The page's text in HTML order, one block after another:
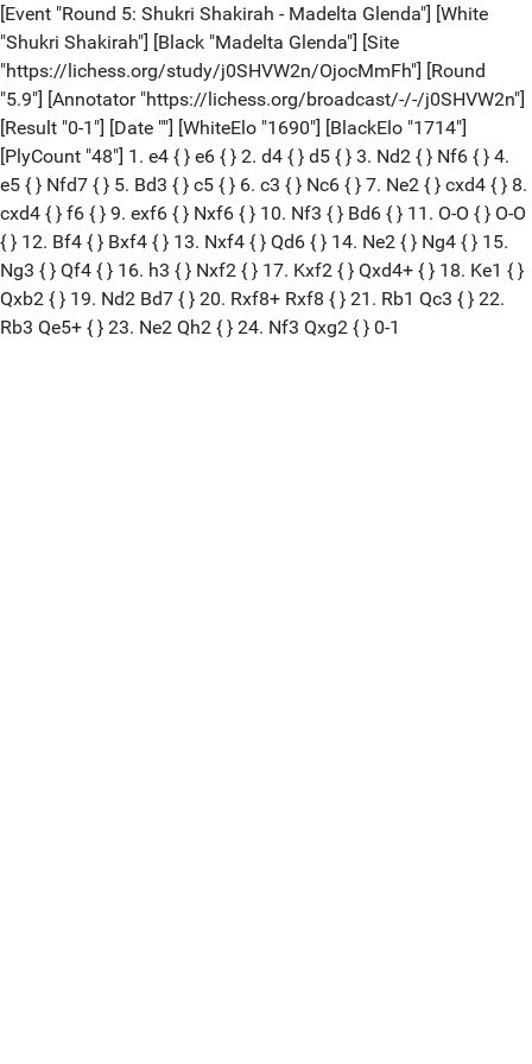
[Event "Round 5: Shukri Shakirah - Madelta Glenda"] [White
"Shukri Shakirah"] [Black "Madelta Glenda"] [Site
"https://lichess.org/study/j0SHVW2n/OjocMmFh"] [Round
"5.9"] [Annotator "https://lichess.org/broadcast/-/-/j0SHVW2n"]
[Result "0-1"] [Date ""] [WhiteElo "1690"] [BlackElo "1714"]
[PlyCount "48"] 1. e4 { } e6 { } 2. d4 { } d5 { } 3. Nd2 { } Nf6 { } 4.
e5 { } Nfd7 { } 5. Bd3 { } c5 { } 6. c3 { } Nc6 { } 7. Ne2 { } cxd4 { } 8.
cxd4 { } f6 { } 9. exf6 { } Nxf6 { } 10. Nf3 { } Bd6 { } 11. O-O { } O-O
{ } 12. Bf4 { } Bxf4 { } 13. Nxf4 { } Qd6 { } 14. Ne2 { } Ng4 { } 15.
Ng3 { } Qf4 { } 16. h3 { } Nxf2 { } 17. Kxf2 { } Qxd4+ { } 18. Ke1 { }
Qxb2 { } 19. Nd2 Bd7 { } 20. Rxf8+ Rxf8 { } 21. Rb1 Qc3 { } 22.
Rb3 Qe5+ { } 23. Ne2 Qh2 { } 24. Nf3 Qxg2 { } 0-1